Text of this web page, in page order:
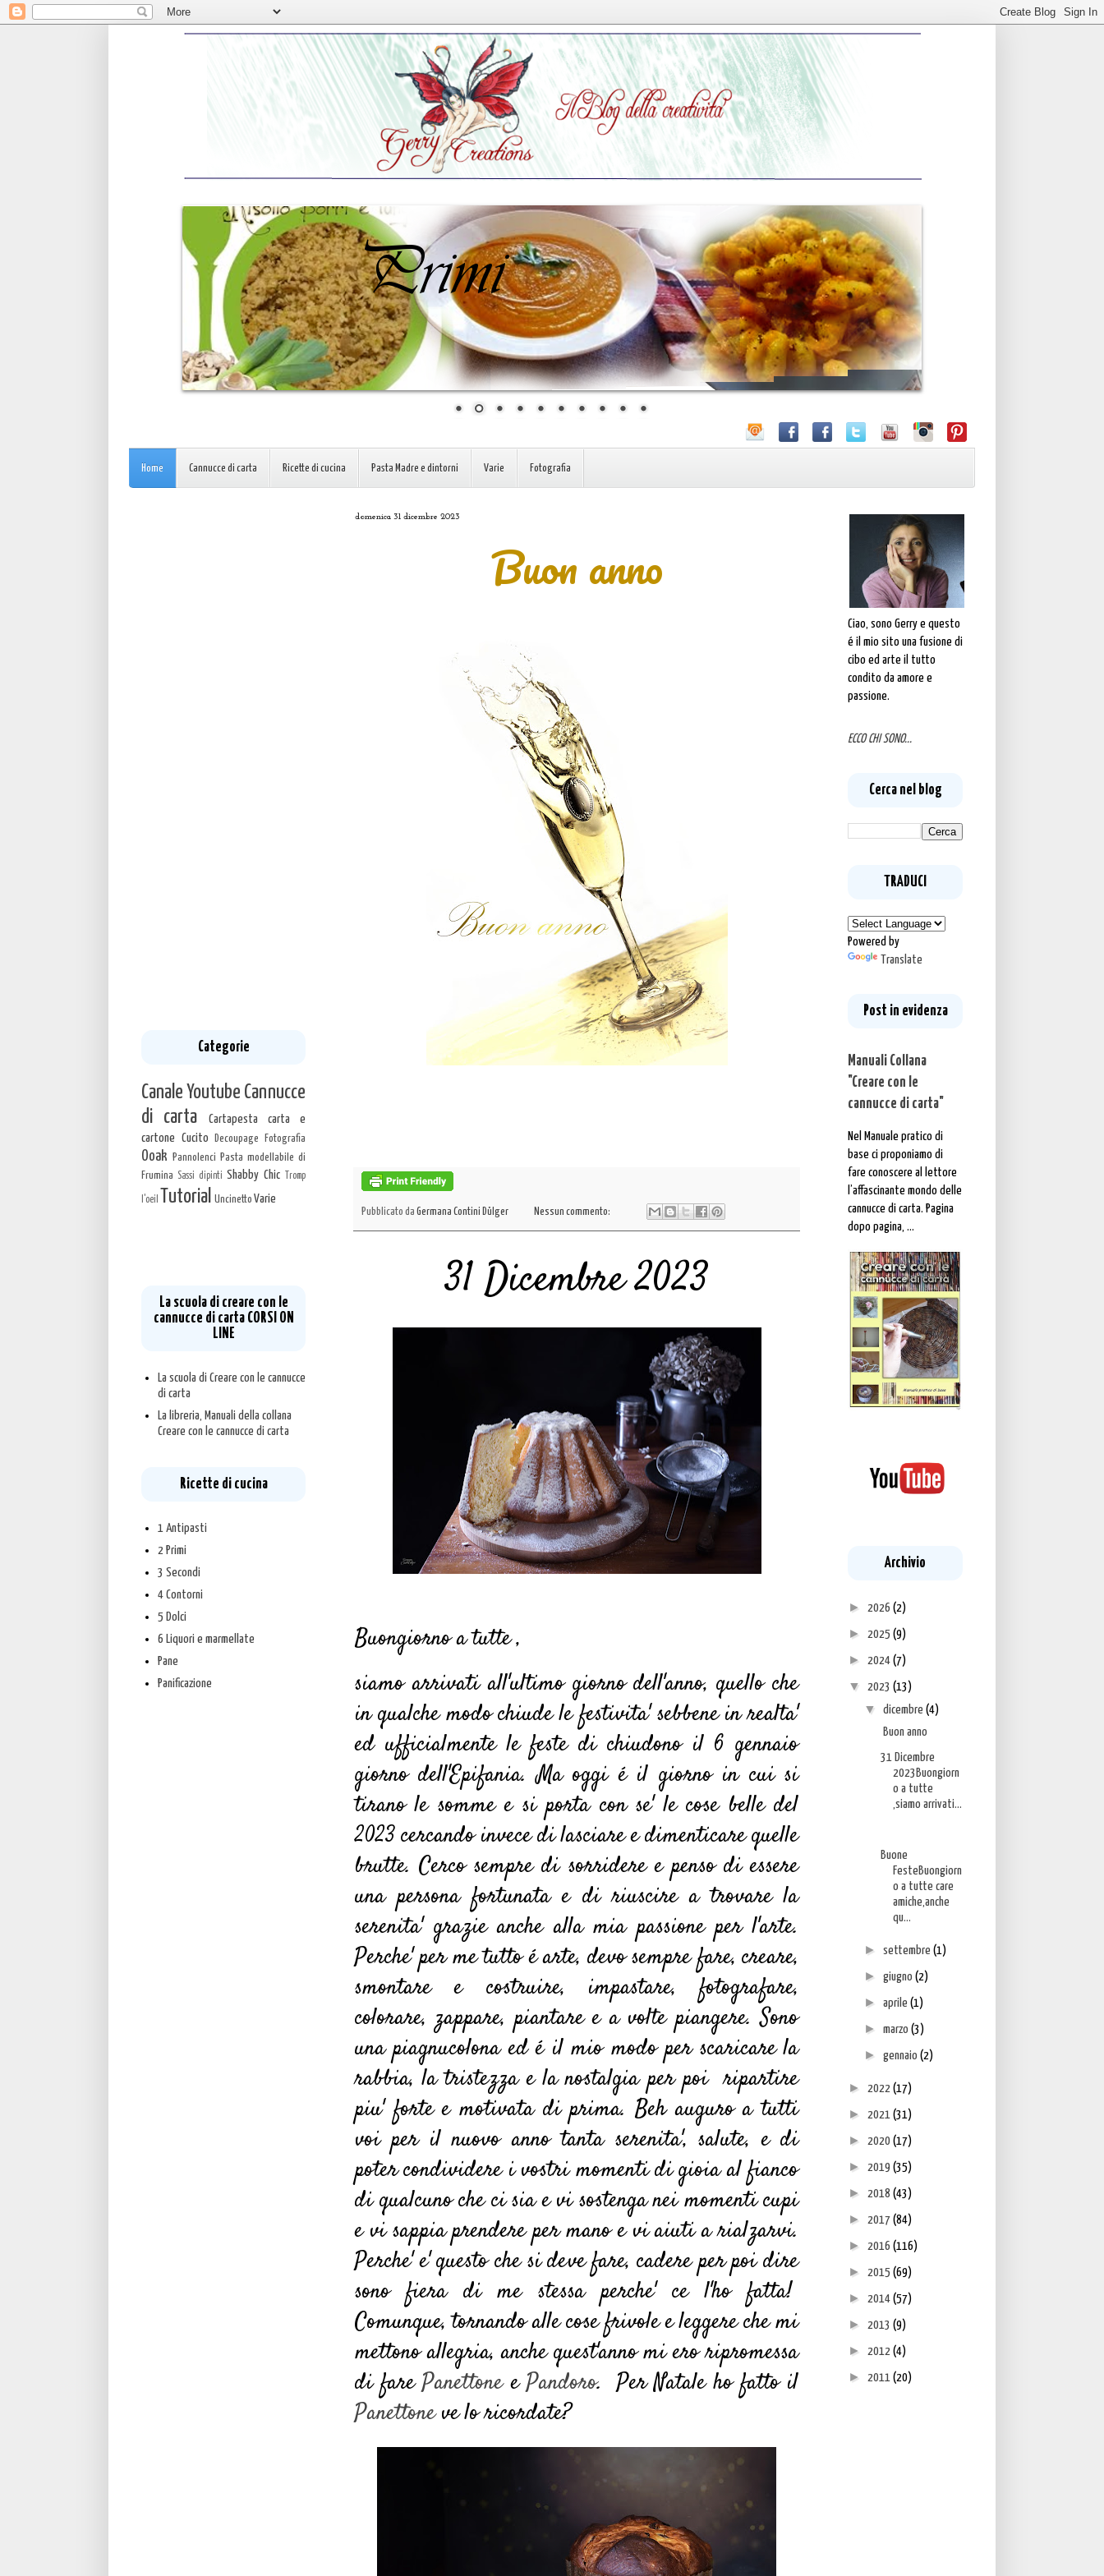
Home Cannucce di carta Ricette di cucina Pasta Madre e dintorni Varie Fotografia
domenica 31 dicembre 2023
Buon anno
Pubblicato da Germana Contini Dülger Nessun commento:
31 Dicembre 2023
Buongiorno a tutte ,
siamo arrivati all'ultimo giorno dell'anno, quello che
in qualche modo chiude le festivita' sebbene in realta'
ed ufficialmente le feste di chiudono il 6 gennaio
giorno dell'Epifania.Ma oggi é il giorno in cui si
tirano le somme e si porta con se' le cose belle del
2023 cercando invece di lasciare e dimenticare quelle
brutte. Cerco sempre di sorridere e penso di essere
una persona fortunata e di riuscire a trovare la
serenita' grazie anche alla mia passione per l'arte.
Perche' per me tutto é arte, devo sempre fare, creare,
smontare e costruire, impastare, fotografare,
colorare, zappare, piantare e a volte piangere. Sono
una piagnucolona ed é il mio modo per scaricare la
rabbia, la tristezza e la nostalgia per poi ripartire
piu' forte e motivata di prima. Beh auguro a tutti
voi per il nuovo anno tanta serenita', salute, e di
poter condividere i vostri momenti di gioia al fianco
di qualcuno che ci sia e vi sostenga nei momenti cupi
e vi sappia prendere per mano e vi aiuti a rialzarvi.
Perche' e' questo che si deve fare, cadere per poi dire
sono fiera di me stessa perche' ce l'ho fatta!
Comunque, tornando alle cose frivole e leggere che mi
mettono allegria, anche quest'anno mi ero ripromessa
di farePanettoneePandoro. Per Natale ho fatto il
Panettoneve lo ricordate?
Categorie
Canale Youtube Cannucce
di carta
Cartapesta carta e
cartone Cucito Decoupage Fotografia
Ooak Pannolenci Pasta modellabile di
Frumina Sassi dipinti Shabby Chic Tromp
l'oeil Tutorial Uncinetto Varie
La scuola di creare con le
cannucce di carta CORSI ON
LINE
La scuola di Creare con le cannucce
di carta
La libreria, Manuali della collana
Creare con le cannucce di carta
Ricette di cucina
1 Antipasti
2 Primi
3 Secondi
4 Contorni
5 Dolci
6 Liquori e marmellate
Pane
Panificazione
Ciao, sono Gerry e questo
é il mio sito una fusione di
cibo ed arte il tutto
condito da amore e
passione.
ECCO CHI SONO...
Cerca nel blog
TRADUCI
Powered by
Translate
Post in evidenza
Manuali Collana
"Creare con le
cannucce di carta"
Nel Manuale pratico di
base ci proponiamo di
fare conoscere al lettore
l’affascinante mondo delle
cannucce di carta. Pagina
dopo pagina, ...
Archivio
► 2026 (2)
► 2025 (9)
► 2024 (7)
▼ 2023 (13)
▼dicembre(4)
Buon anno
31 Dicembre
2023Buongiorn
o a tutte
,siamo arrivati...
Buone
FesteBuongiorn
o a tutte care
amiche,anche
qu...
►settembre(1)
►giugno(2)
►aprile(1)
►marzo(3)
►gennaio(2)
► 2022 (17)
► 2021 (31)
► 2020 (17)
► 2019 (35)
► 2018 (43)
► 2017 (84)
► 2016 (116)
► 2015 (69)
► 2014 (57)
► 2013 (9)
► 2012 (4)
► 2011 (20)